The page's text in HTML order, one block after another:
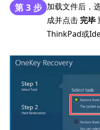
第 3 步 加载文件后，
成并点击 完毕
ThinkPad或